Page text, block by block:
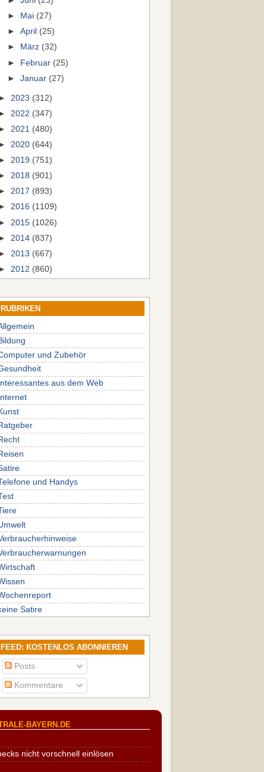
►
Mai (27)
►April (25)
►
März (32)
► Februar (25)
►Januar (27)
2023 (312)
2022 (347)
2021 (480)
2020 (644)
2019 (751)
2018 (901)
2017 (893)
2016 (1109)
2015 (1026)
2014 (837)
2013 (667)
2012 (860)
RUBRIKEN
und Zubehör
Interessantes aus dem Web
Internet
und Handys
Satire
FEED: KOSTENLOS ABONNIEREN
Posts
Kommentare
BAYERN.DE
nicht vorschnell einlösen